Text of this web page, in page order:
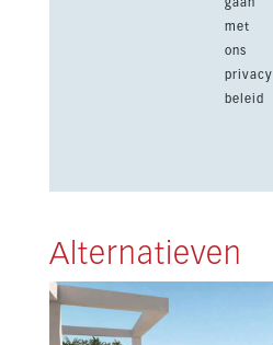
met
ons
privacy
beleid
Alternatieven